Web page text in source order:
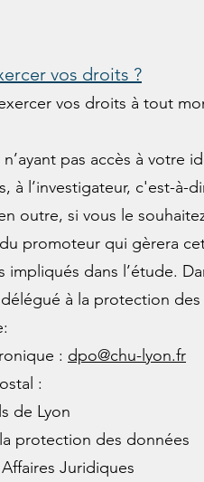
vos droits ?
vos droits à tout
pas accès à votre
à l’investigateur, c'est-à-
outre, si vous le
promoteur qui gèrera
impliqués dans l’étude.
à la protection
: dpo@chu-lyon.fr
:
de Lyon
protection des données
Juridiques